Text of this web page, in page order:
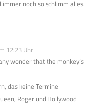
immer noch so schlimm alles.
12:23 Uhr
wonder that the monkey’s
das keine Termine
Roger und Hollywood